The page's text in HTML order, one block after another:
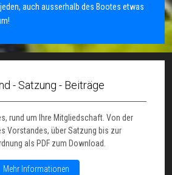
auch ausserhalb des Bootes etwas
- Satzung - Beiträge
rund um Ihre Mitgliedschaft. Von der
Vorstandes, über Satzung bis zur
als PDF zum Download.
Mehr Informationen